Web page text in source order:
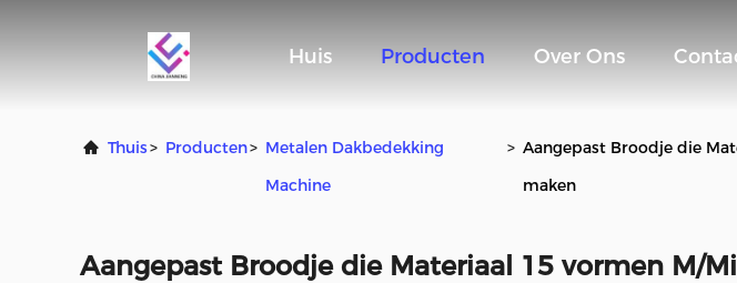
Huis Producten Over Ons
Thuis> Producten> Metalen Dakbedekking
Machine
> Aangepast Broodje die
maken
Aangepast Broodje die Materiaal 15 vormen M/